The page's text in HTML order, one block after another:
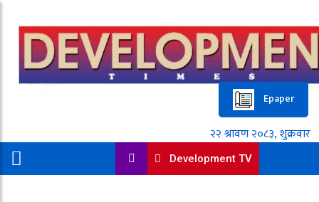
Epaper
Development TV